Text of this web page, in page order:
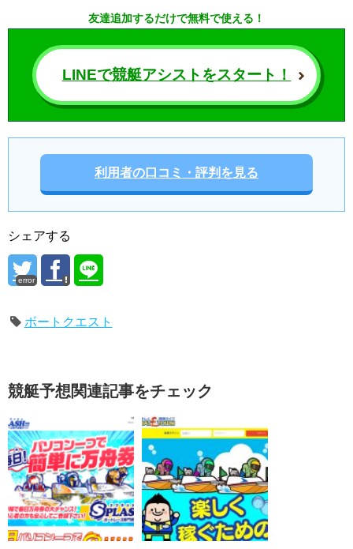
友達追加するだけで無料で使える！
LINEで競艇アシストをスタート！
利用者の口コミ・評判を見る
シェアする
error
ボートクエスト
競艇予想関連記事をチェック